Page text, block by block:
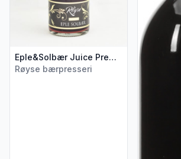
Eple&Solbær Juice Premium 0,75l Røyse
Røyse bærpresseri